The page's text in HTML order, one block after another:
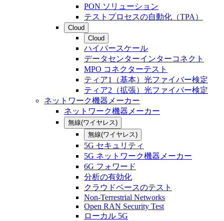
PON ソリューション
テストプロセスの自動化（TPA）
Cloud
Cloud
ハイパースケール
データセンターインターコネクト
MPO コネクターテスト
ティア1（基本）光ファイバー検定
ティア2（拡張）光ファイバー検定
ネットワーク機器メーカー
ネットワーク機器メーカー
無線(ワイヤレス)
無線(ワイヤレス)
5G セキュリティ
5G ネットワーク機器メーカー
6G フォワード
分析の有効化
クラウドベースのテスト
Non-Terrestrial Networks
Open RAN Security Test
ローカル 5G